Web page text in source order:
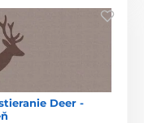
Deer -